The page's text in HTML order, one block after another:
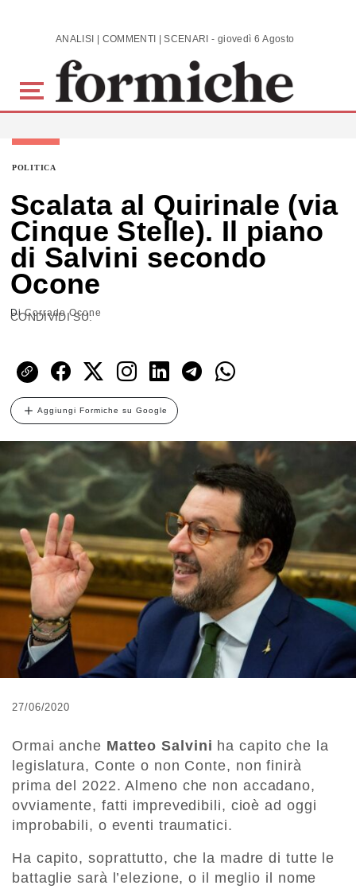
Skip to main content ANALISI | COMMENTI | SCENARI - giovedì 6 Agosto 2026
POLITICA
Scalata al Quirinale (via
Cinque Stelle). Il piano
di Salvini secondo
Ocone
DiCorrado Ocone
CONDIVIDI SU:
Aggiungi Formiche su Google
27/06/2020
Ormai anche Matteo Salvini ha capito che la
legislatura, Conte o non Conte, non finirà
prima del 2022. Almeno che non accadano,
ovviamente, fatti imprevedibili, cioè ad oggi
improbabili, o eventi traumatici.
Ha capito, soprattutto, che la madre di tutte le
battaglie sarà l’elezione, o il meglio il nome